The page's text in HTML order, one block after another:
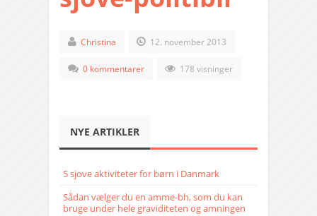
Christina 12. november 2013
0 kommentarer 178 visninger
NYE ARTIKLER
5 sjove aktiviteter for børn i Danmark
Sådan vælger du en amme-bh, som du kan
bruge under hele graviditeten og amningen